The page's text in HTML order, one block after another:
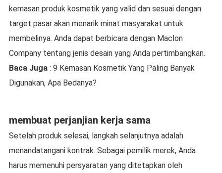
kemasan produk kosmetik yang valid dan sesuai dengan
target pasar akan menarik minat masyarakat untuk
membelinya. Anda dapat berbicara dengan Maclon
Company tentang jenis desain yang Anda pertimbangkan.
Baca Juga: 9 Kemasan Kosmetik Yang Paling Banyak
Digunakan, Apa Bedanya?
membuat perjanjian kerja sama
Setelah produk selesai, langkah selanjutnya adalah
menandatangani kontrak. Sebagai pemilik merek, Anda
harus memenuhi persyaratan yang ditetapkan oleh